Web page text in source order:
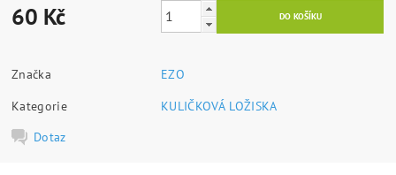
60 Kč
Značka
EZO
Kategorie
KULIČKOVÁ LOŽISKA
Dotaz